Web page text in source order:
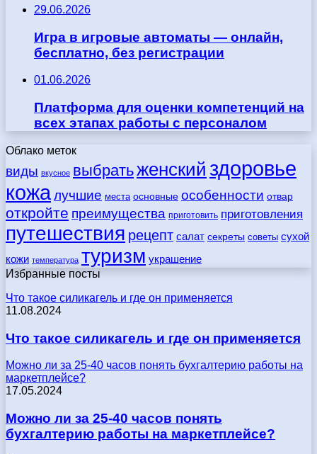
29.06.2026
Игра в игровые автоматы — онлайн,
бесплатно, без регистрации
01.06.2026
Платформа для оценки компетенций на
всех этапах работы с персоналом
Облако меток
виды вкусное выбратьженский здоровье
кожалучшие места основные особенности отвар
откройте преимущества приготовить приготовления
путешествия рецепт салат секреты советы сухой
кожи температура туризм украшение
Избранные посты
Что такое силикагель и где он применяется
11.08.2024
Что такое силикагель и где он применяется
Можно ли за 25-40 часов понять бухгалтерию работы на
маркетплейсе?
17.05.2024
Можно ли за 25-40 часов понять
бухгалтерию работы на маркетплейсе?